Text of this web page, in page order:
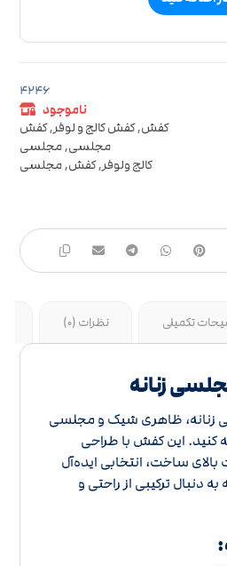
4246
ناموجود
کفش,کفش کالج و لوفر,کفش
مجلسی,مجلسی
کالج ولوفر,کفش,مجلسی
تکمیلی نظرات (0)
زنانه
زنانه، ظاهری شیک و مجلسی
کنید. این کفش با طراحی
ساخت، انتخابی ایده‌آل
دنبال ترکیبی از راحتی و